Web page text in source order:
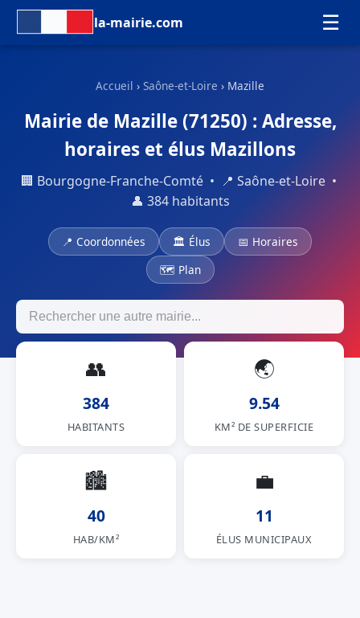
la-mairie.com ☰
Accueil › Saône-et-Loire › Mazille
Mairie de Mazille (71250) : Adresse,
horaires et élus Mazillons
🏢 Bourgogne-Franche-Comté • 📍 Saône-et-Loire •
👤 384 habitants
📍 Coordonnées 🏛 Élus
📅 Horaires
🗺 Plan
👥
384
HABITANTS
🌏
9.54
KM² DE SUPERFICIE
🏙
40
HAB/KM²
💼
11
ÉLUS MUNICIPAUX